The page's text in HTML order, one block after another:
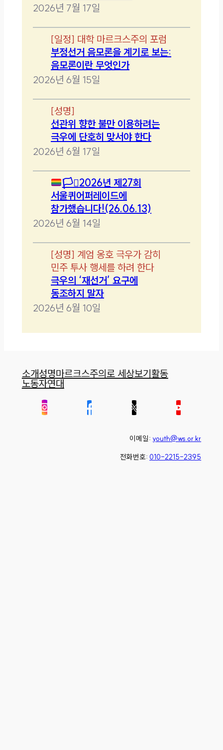
2026년 7월 17일
[일정] 대학 마르크스주의 포럼
부정선거 음모론을 계기로 보는:
음모론이란 무엇인가
2026년 6월 15일
[성명]
선관위 향한 불만 이용하려는
극우에 단호히 맞서야 한다
2026년 6월 17일
🏳️‍⚧️2026년 제27회
서울퀴어퍼레이드에
참가했습니다!(26.06.13)
2026년 6월 14일
[성명] 계엄 옹호 극우가 감히
민주 투사 행세를 하려 한다
극우의 ‘재선거’ 요구에
동조하지 말자
2026년 6월 10일
소개성명마르크스주의로 세상보기활동
노동자연대
이메일: youth@ws.or.kr
전화번호: 010-2215-2395